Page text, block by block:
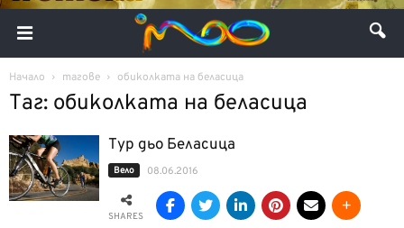
Начало тагове обиколката на беласица
Таг: обиколката на беласица
Тур дьо Беласица
Вело 08.06.2016
SHARES